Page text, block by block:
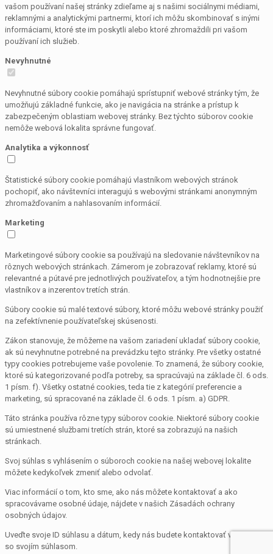
vašom používaní našej stránky zdieľame aj s našimi sociálnymi médiami,
reklamnými a analytickými partnermi, ktorí ich môžu skombinovať s inými
informáciami, ktoré ste im poskytli alebo ktoré zhromaždili pri vašom
používaní ich služieb.
Nevyhnutné
Nevyhnutné súbory cookie pomáhajú sprístupniť webové stránky tým, že
umožňujú základné funkcie, ako je navigácia na stránke a prístup k
zabezpečeným oblastiam webovej stránky. Bez týchto súborov cookie
nemôže webová lokalita správne fungovať.
Analytika a výkonnosť
Štatistické súbory cookie pomáhajú vlastníkom webových stránok
pochopiť, ako návštevníci interagujú s webovými stránkami anonymným
zhromažďovaním a nahlasovaním informácií.
Marketing
Marketingové súbory cookie sa používajú na sledovanie návštevníkov na
rôznych webových stránkach. Zámerom je zobrazovať reklamy, ktoré sú
relevantné a pútavé pre jednotlivých používateľov, a tým hodnotnejšie pre
vlastníkov a inzerentov tretích strán.
Súbory cookie sú malé textové súbory, ktoré môžu webové stránky použiť
na zefektívnenie používateľskej skúsenosti.
Zákon stanovuje, že môžeme na vašom zariadení ukladať súbory cookie,
ak sú nevyhnutne potrebné na prevádzku tejto stránky. Pre všetky ostatné
typy cookies potrebujeme vaše povolenie. To znamená, že súbory cookie,
ktoré sú kategorizované podľa potreby, sa spracúvajú na základe čl. 6 ods.
1 písm. f). Všetky ostatné cookies, teda tie z kategórií preferencie a
marketing, sú spracované na základe čl. 6 ods. 1 písm. a) GDPR.
Táto stránka používa rôzne typy súborov cookie. Niektoré súbory cookie
sú umiestnené službami tretích strán, ktoré sa zobrazujú na našich
stránkach.
Svoj súhlas s vyhlásením o súboroch cookie na našej webovej lokalite
môžete kedykoľvek zmeniť alebo odvolať.
Viac informácií o tom, kto sme, ako nás môžete kontaktovať a ako
spracovávame osobné údaje, nájdete v našich Zásadách ochrany
osobných údajov.
Uveďte svoje ID súhlasu a dátum, kedy nás budete kontaktovať v súvislosti
so svojím súhlasom.